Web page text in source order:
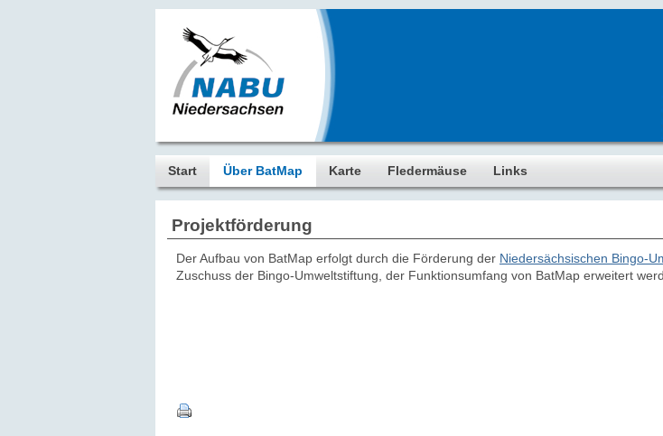
Start Über BatMap Karte Fledermäuse Links
Projektförderung
Der Aufbau von BatMap erfolgt durch die Förderung der Niedersächsischen Bingo-
Zuschuss der Bingo-Umweltstiftung, der Funktionsumfang von BatMap erweitert